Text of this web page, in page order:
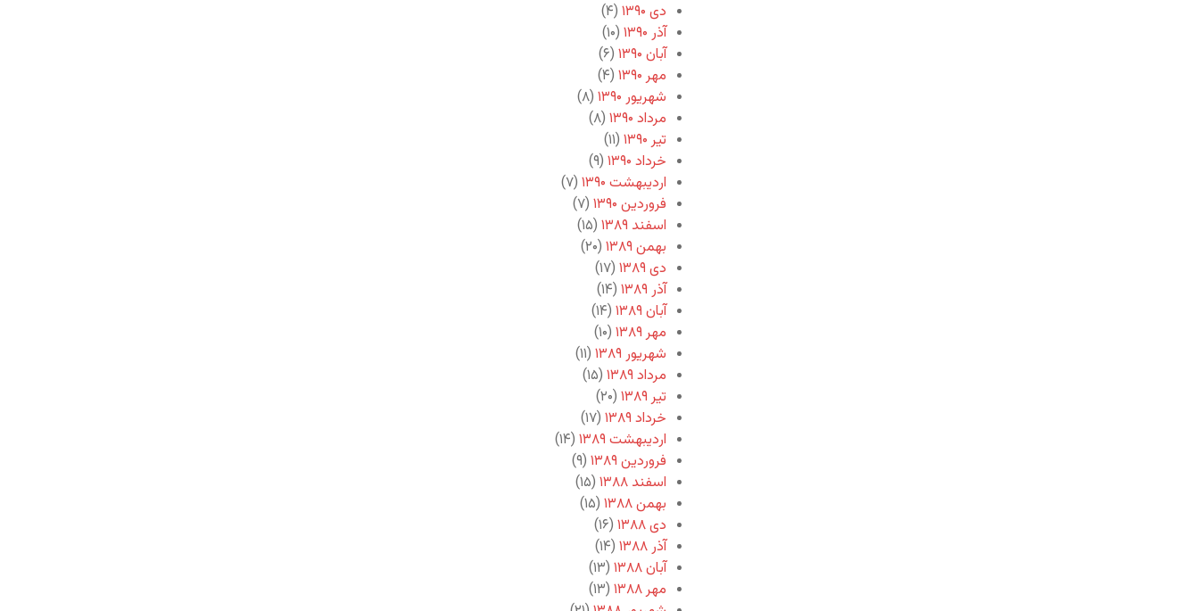
دی ۱۳۹۰
(۴)
آذر ۱۳۹۰
(۱۰)
آبان ۱۳۹۰
(۶)
مهر ۱۳۹۰
(۴)
شهریور ۱۳۹۰
(۸)
مرداد ۱۳۹۰
(۸)
تیر ۱۳۹۰
(۱۱)
خرداد ۱۳۹۰
(۹)
اردیبهشت ۱۳۹۰
(۷)
فروردین ۱۳۹۰
(۷)
اسفند ۱۳۸۹
(۱۵)
بهمن ۱۳۸۹
(۲۰)
دی ۱۳۸۹
(۱۷)
آذر ۱۳۸۹
(۱۴)
آبان ۱۳۸۹
(۱۴)
مهر ۱۳۸۹
(۱۰)
شهریور ۱۳۸۹
(۱۱)
مرداد ۱۳۸۹
(۱۵)
تیر ۱۳۸۹
(۲۰)
خرداد ۱۳۸۹
(۱۷)
اردیبهشت ۱۳۸۹
(۱۴)
فروردین ۱۳۸۹
(۹)
اسفند ۱۳۸۸
(۱۵)
بهمن ۱۳۸۸
(۱۵)
دی ۱۳۸۸
(۱۶)
آذر ۱۳۸۸
(۱۴)
آبان ۱۳۸۸
(۱۳)
مهر ۱۳۸۸
(۱۳)